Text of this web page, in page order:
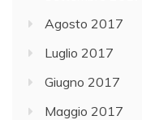
Agosto 2017
Luglio 2017
Giugno 2017
Maggio 2017